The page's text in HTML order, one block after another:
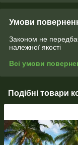
Умови
Законом не
належної якості
Всі умови
Подібні товари